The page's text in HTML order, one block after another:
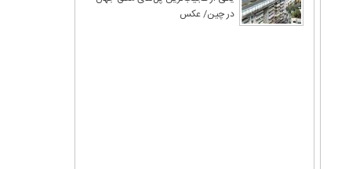
در چین/ عکس